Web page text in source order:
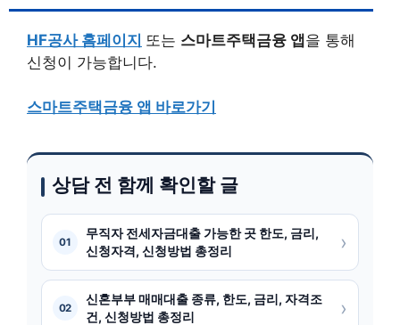
HF공사 홈페이지 또는 스마트주택금융 앱을 통해
신청이 가능합니다.
스마트주택금융 앱 바로가기
상담 전 함께 확인할 글
01
무직자 전세자금대출 가능한 곳 한도, 금리,
신청자격, 신청방법 총정리
›
02
신혼부부 매매대출 종류, 한도, 금리, 자격조
건, 신청방법 총정리
›